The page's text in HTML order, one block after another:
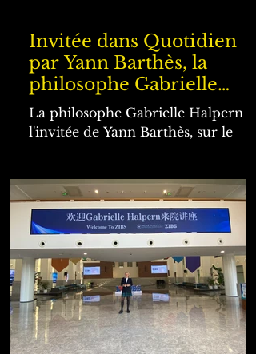
Invitée dans Quotidien
par Yann Barthès, la
philosophe Gabrielle
Halpern nous parle
d'intelligence artificielle...
La philosophe Gabrielle Halpern est
l'invitée de Yann Barthès, sur le